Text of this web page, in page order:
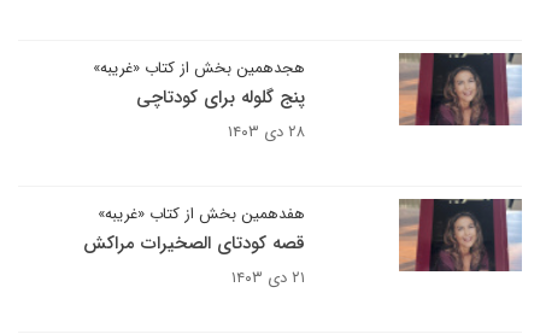
هجدهمین بخش از کتاب «غریبه»
پنج گلوله برای کودتاچی
۲۸ دی ۱۴۰۳
هفدهمین بخش از کتاب «غریبه»
قصه کودتای الصخیرات مراکش
۲۱ دی ۱۴۰۳